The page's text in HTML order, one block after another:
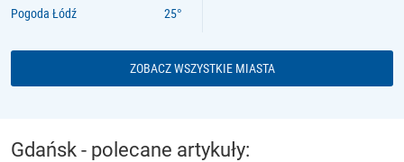
Pogoda Łódź
ZOBACZ WSZYSTKIE MIASTA
Gdańsk - polecane artykuły: